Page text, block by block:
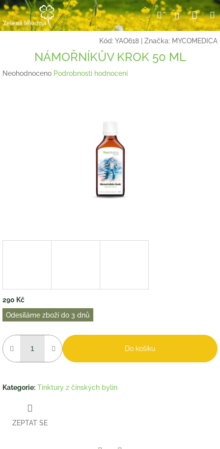
Přejít
na
obsah
HledatPřihlášení
Kód: YAO618 Značka: MYCOMEDICA
NÁMOŘNÍKŮV KROK 50 ML
Průměrné
Neohodnoceno Podrobnosti hodnocení
290 Kč
Měrná
cena:
Odesíláme zboží do 3 dnů
Do košíku
Kategorie: Tinktury z čínských bylin
ZEPTAT SE